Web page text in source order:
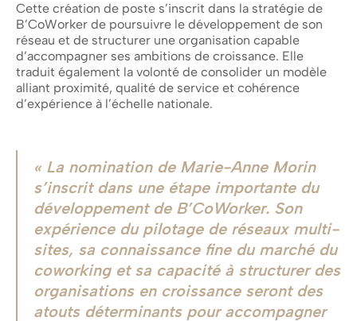
Cette création de poste s’inscrit dans la stratégie de
B’CoWorker de poursuivre le développement de son
réseau et de structurer une organisation capable
d’accompagner ses ambitions de croissance. Elle
traduit également la volonté de consolider un modèle
alliant proximité, qualité de service et cohérence
d’expérience à l’échelle nationale.
La nomination de Marie-Anne Morin
s’inscrit dans une étape importante du
développement de B’CoWorker. Son
expérience du pilotage de réseaux multi-
sites, sa connaissance fine du marché du
coworking et sa capacité à structurer des
organisations en croissance seront des
atouts déterminants pour accompagner